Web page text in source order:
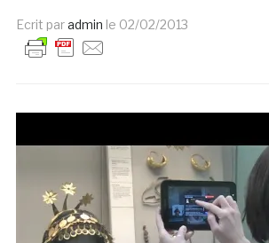
Ecrit paradmin le 02/02/2013